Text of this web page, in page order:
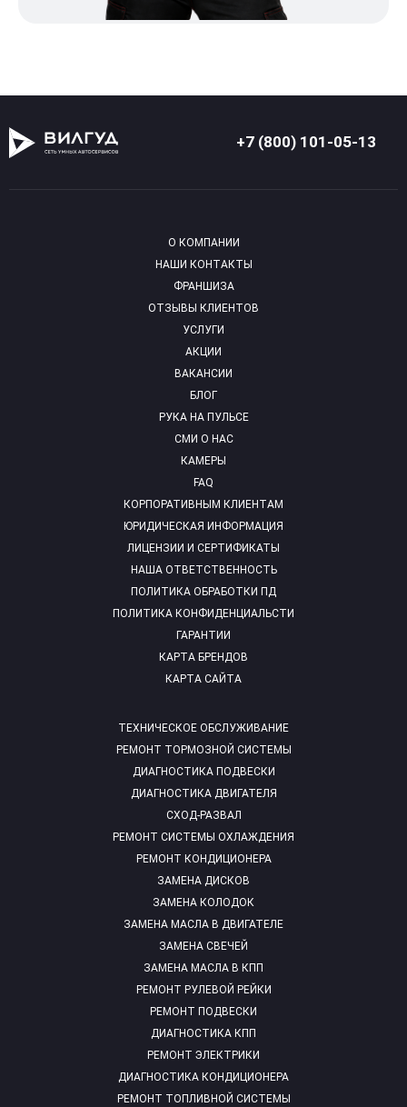
+7 (800) 101-05-13
О КОМПАНИИ
НАШИ КОНТАКТЫ
ФРАНШИЗА
ОТЗЫВЫ КЛИЕНТОВ
УСЛУГИ
АКЦИИ
ВАКАНСИИ
БЛОГ
РУКА НА ПУЛЬСЕ
СМИ О НАС
КАМЕРЫ
FAQ
ТЕХНИЧЕСКОЕ ОБСЛУЖИВАНИЕ
РЕМОНТ ТОРМОЗНОЙ СИСТЕМЫ
ДИАГНОСТИКА ПОДВЕСКИ
ДИАГНОСТИКА ДВИГАТЕЛЯ
СХОД-РАЗВАЛ
РЕМОНТ СИСТЕМЫ ОХЛАЖДЕНИЯ
РЕМОНТ КОНДИЦИОНЕРА
ЗАМЕНА ДИСКОВ
ЗАМЕНА КОЛОДОК
ЗАМЕНА МАСЛА В ДВИГАТЕЛЕ
ЗАМЕНА СВЕЧЕЙ
ЗАМЕНА МАСЛА В КПП
РЕМОНТ РУЛЕВОЙ РЕЙКИ
РЕМОНТ ПОДВЕСКИ
ДИАГНОСТИКА КПП
РЕМОНТ ЭЛЕКТРИКИ
ДИАГНОСТИКА КОНДИЦИОНЕРА
РЕМОНТ ТОПЛИВНОЙ СИСТЕМЫ
КОРПОРАТИВНЫМ КЛИЕНТАМ
ЮРИДИЧЕСКАЯ ИНФОРМАЦИЯ
ЛИЦЕНЗИИ И СЕРТИФИКАТЫ
НАША ОТВЕТСТВЕННОСТЬ
ПОЛИТИКА ОБРАБОТКИ ПД
ПОЛИТИКА КОНФИДЕНЦИАЛЬСТИ
ГАРАНТИИ
КАРТА БРЕНДОВ
КАРТА САЙТА